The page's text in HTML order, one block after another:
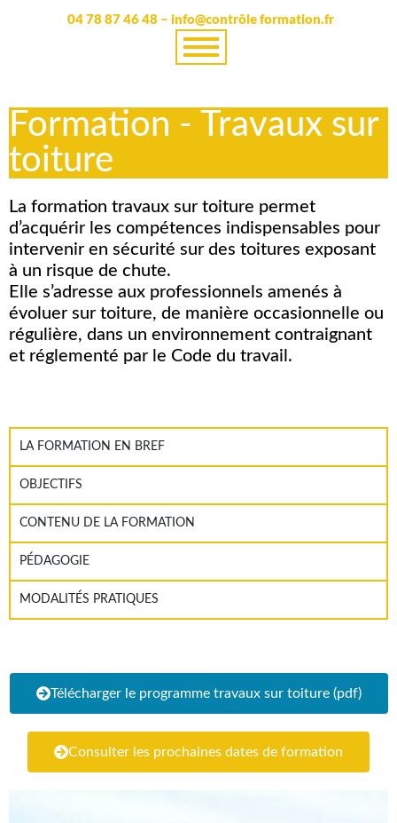
04 78 87 46 48 – info@contrôle formation.fr
Formation - Travaux sur
toiture
La formation travaux sur toiture permet
d’acquérir les compétences indispensables pour
intervenir en sécurité sur des toitures exposant
à un risque de chute.
Elle s’adresse aux professionnels amenés à
évoluer sur toiture, de manière occasionnelle ou
régulière, dans un environnement contraignant
et réglementé par le Code du travail.
LA FORMATION EN BREF
OBJECTIFS
CONTENU DE LA FORMATION
PÉDAGOGIE
MODALITÉS PRATIQUES
Télécharger le programme travaux sur toiture (pdf)
Consulter les prochaines dates de formation